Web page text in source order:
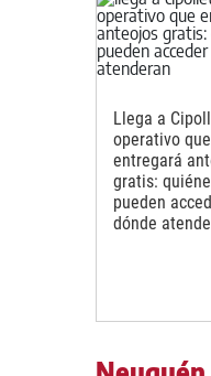
Llega a
operativo que
entregará
gratis:
pueden
dónde